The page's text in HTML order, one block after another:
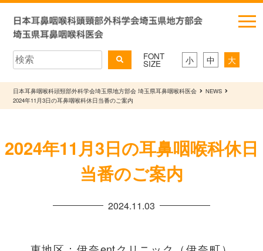
FONT
SIZE 小 中 大
日本耳鼻咽喉科頭頸部外科学会埼玉県地方部会 埼玉県耳鼻咽喉科医会
NEWS
2024年11月3日の耳鼻咽喉科休日当番のご案内
2024年11月3日の耳鼻咽喉科休日
当番のご案内
2024.11.03